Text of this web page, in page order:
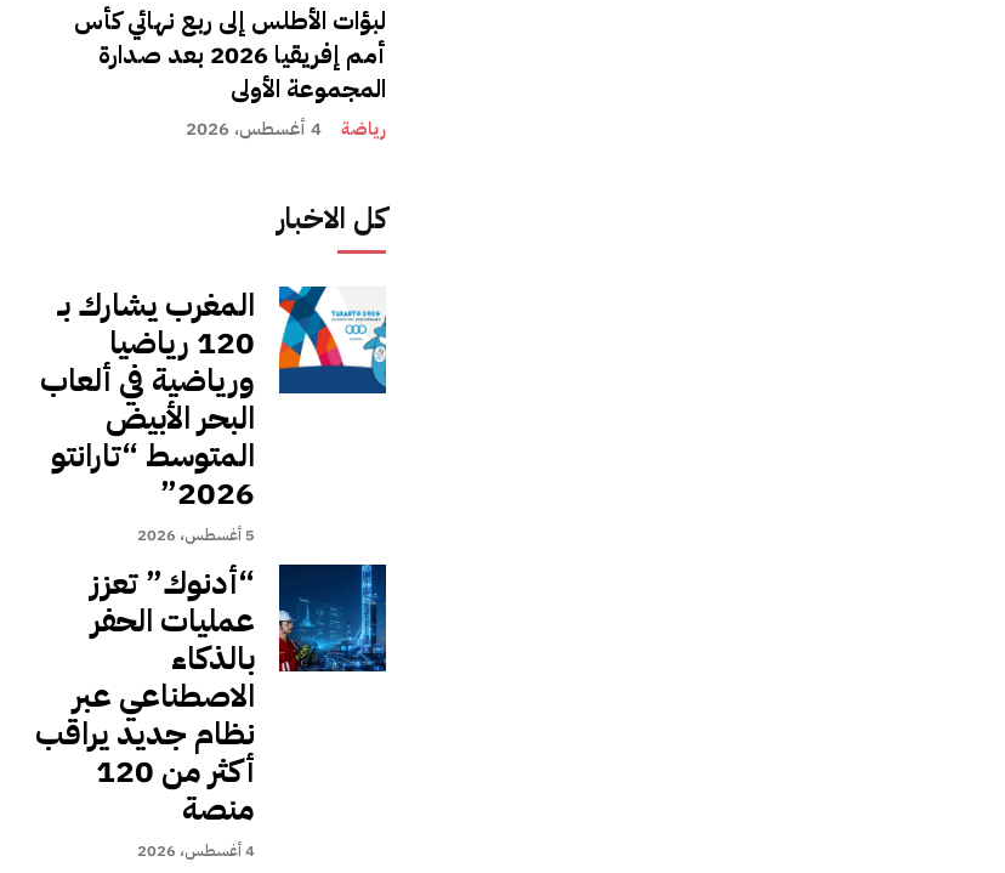
لبؤات الأطلس إلى ربع نهائي كأس
أمم إفريقيا 2026 بعد صدارة
المجموعة الأولى
رياضة 4 أغسطس، 2026
كل الاخبار
المغرب يشارك بـ
120 رياضيا
ورياضية في ألعاب
البحر الأبيض
المتوسط “تارانتو
2026”
5 أغسطس، 2026
“أدنوك” تعزز
عمليات الحفر
بالذكاء
الاصطناعي عبر
نظام جديد يراقب
أكثر من 120
منصة
4 أغسطس، 2026